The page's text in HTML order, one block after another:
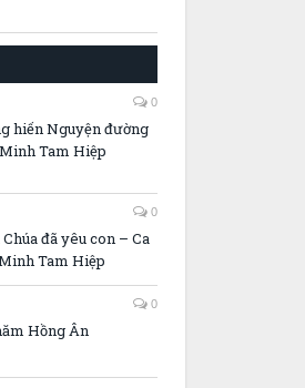
0
hiến Nguyện đường
Tam Hiệp
0
đã yêu con – Ca
Tam Hiệp
0
Hồng Ân